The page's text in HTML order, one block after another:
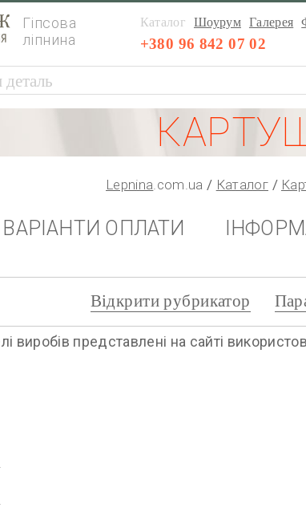
Гіпсова
ліпнина
Каталог Шоурум Галерея
+380 96 842 07 02
Lepnina.com.ua Каталог
ВАРІАНТИ ОПЛАТИ
Відкрити рубрикатор
представлені на сайті